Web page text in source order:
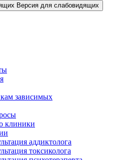
Версия для слабовидящих
зависимых
клиники
аддиктолога
токсиколога